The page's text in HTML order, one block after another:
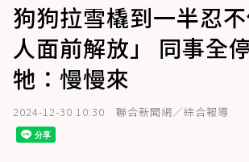
狗狗拉雪橇到一半忍
人面前解放」 同事全
牠：慢慢來
2024-12-30 10:30 聯合新聞網／綜合報導